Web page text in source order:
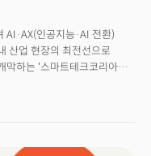
AI·AX(인공지능·AI 전환)
산업 현장의 최전선으로
막하는 '스마트테크코리아
밀크 유튜브 채널을 통해
밀크 회원으로 가입하고 주